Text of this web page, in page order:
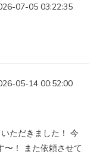
07-05 03:22:35
05-14 00:52:00
ただきました！ 今
〜！ また依頼させて